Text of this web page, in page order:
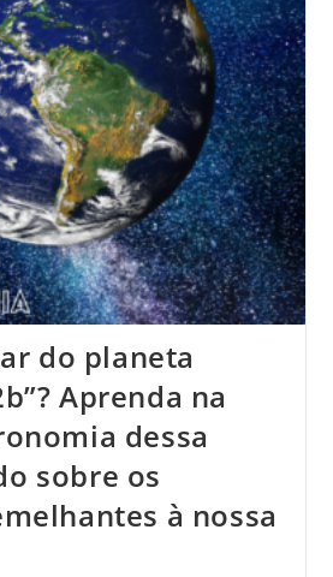
do planeta
Aprenda na
dessa
sobre os
à nossa